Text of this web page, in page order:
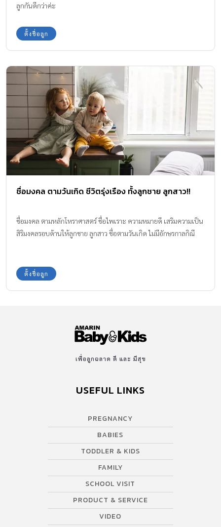
ลูกกันดีกว่าค่ะ
ตั้งชื่อลูก
ชื่อมงคล ตามวันเกิด ชีวิตรุ่งเรือง ทั้งลูกชาย ลูกสาว!!
ชื่อมงคล ตามหลักโหราศาสตร์ ชื่อไพเราะ ความหมายดี เสริมความเป็น
สิริมงคลรอบด้านให้ลูกชาย ลูกสาว ชื่อตามวันเกิด ไม่มีอักษรกาลกิณี
ตั้งชื่อลูก
เพื่อลูกฉลาด ดี และ มีสุข
USEFUL LINKS
PREGNANCY
BABIES
TODDLER & KIDS
FAMILY
SCHOOL VISIT
PRODUCT & SERVICE
VIDEO